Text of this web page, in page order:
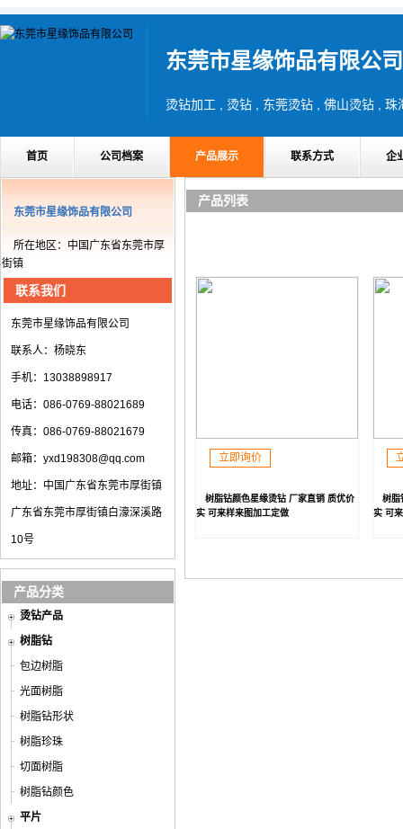
东莞市星缘饰品有限公司
首页 公司档案 产品展示 联系方式 企
东莞市星缘饰品有限公司
所在地区：中国广东省东莞市厚
街镇
联系我们
东莞市星缘饰品有限公司
联系人：杨晓东
手机：13038898917
电话：086-0769-88021689
传真：086-0769-88021679
邮箱：yxd198308@qq.com
地址：中国广东省东莞市厚街镇
广东省东莞市厚街镇白濠深溪路
10号
产品分类
烫钻产品
树脂钻
包边树脂
光面树脂
树脂钻形状
树脂珍珠
切面树脂
树脂钻颜色
平片
产品列表
立即询价
树脂钻颜色星缘烫钻 厂家直销 质优价
实 可来样来图加工定做
树脂
实 可